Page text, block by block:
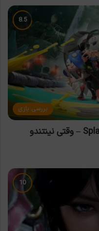
بررسی بازی
نقد و بررسی بازی Splatoon Raiders – وقتی نینتندو